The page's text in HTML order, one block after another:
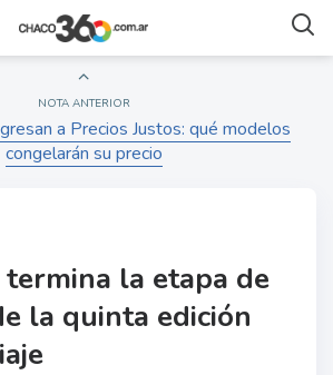
NOTA ANTERIOR
a Precios Justos: qué modelos
congelarán su precio
termina la etapa de
la quinta edición